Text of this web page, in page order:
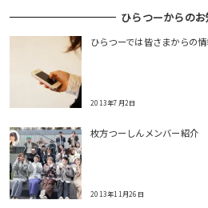
ひらつーからの
ひらつーでは皆さまからの
2013年7月2日
枚方つーしんメンバー紹介
2013年11月26日